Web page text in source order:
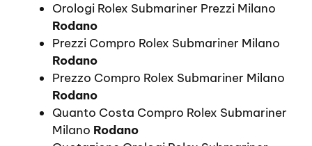
Orologi Rolex Submariner Prezzi Milano
Rodano
Prezzi Compro Rolex Submariner Milano
Rodano
Prezzo Compro Rolex Submariner Milano
Rodano
Quanto Costa Compro Rolex Submariner
Milano Rodano